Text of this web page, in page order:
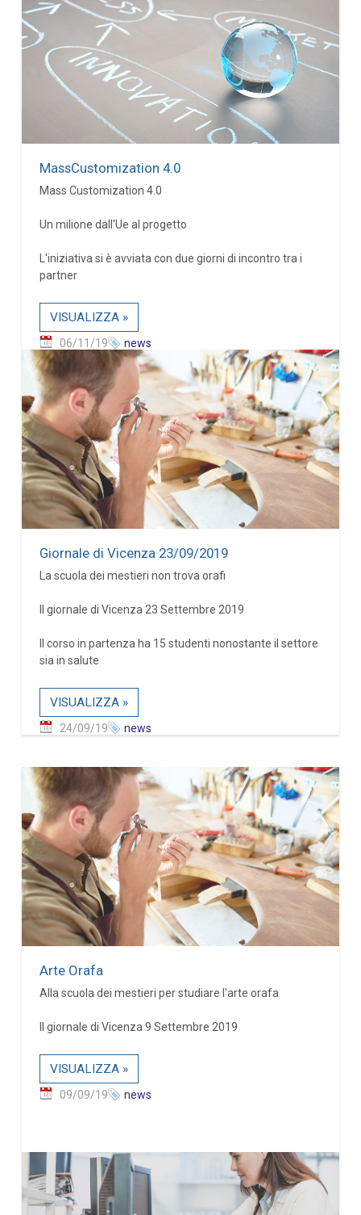
MassCustomization 4.0
Mass Customization 4.0
Un milione dall'Ue al progetto
L'iniziativa si è avviata con due giorni di incontro tra i
partner
VISUALIZZA »
06/11/19 news
Giornale di Vicenza 23/09/2019
La scuola dei mestieri non trova orafi
Il giornale di Vicenza 23 Settembre 2019
Il corso in partenza ha 15 studenti nonostante il settore
sia in salute
VISUALIZZA »
24/09/19 news
Arte Orafa
Alla scuola dei mestieri per studiare l'arte orafa
Il giornale di Vicenza 9 Settembre 2019
VISUALIZZA »
09/09/19 news